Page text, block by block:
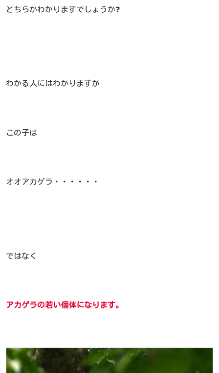
どちらかわかりますでしょうか❓
わかる人にはわかりますが
この子は
オオアカゲラ・・・・・・
ではなく
アカゲラの若い個体になります。